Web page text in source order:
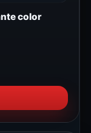
color